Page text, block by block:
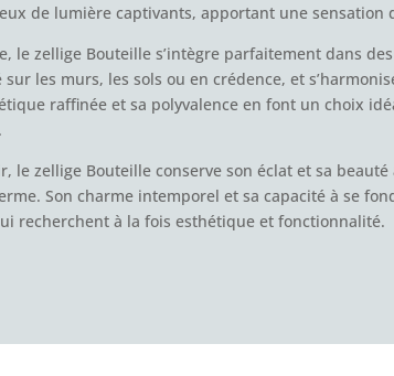
de lumière captivants, apportant une
le zellige Bouteille s’intègre parfaitement dans
les murs, les sols ou en crédence, et
raffinée et sa polyvalence en font un choix
le zellige Bouteille conserve son éclat et sa
Son charme intemporel et sa capacité à se
recherchent à la fois esthétique et fonctionnalité.